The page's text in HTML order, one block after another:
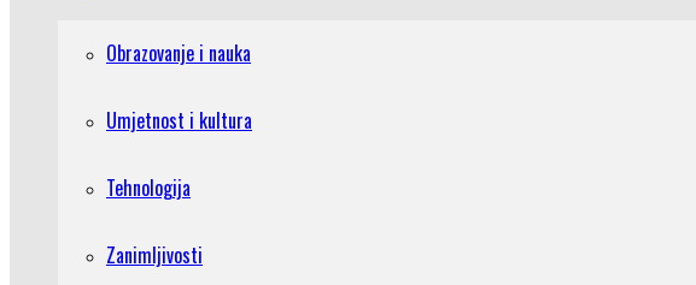
Obrazovanje i nauka
Umjetnost i kultura
Tehnologija
Zanimljivosti